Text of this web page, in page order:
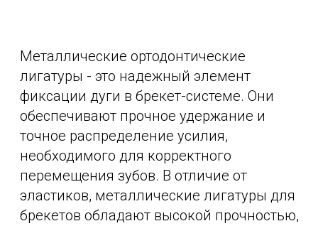
Металлические ортодонтические
лигатуры - это надежный элемент
фиксации дуги в брекет-системе. Они
обеспечивают прочное удержание и
точное распределение усилия,
необходимого для корректного
перемещения зубов. В отличие от
эластиков, металлические лигатуры для
брекетов обладают высокой прочностью,